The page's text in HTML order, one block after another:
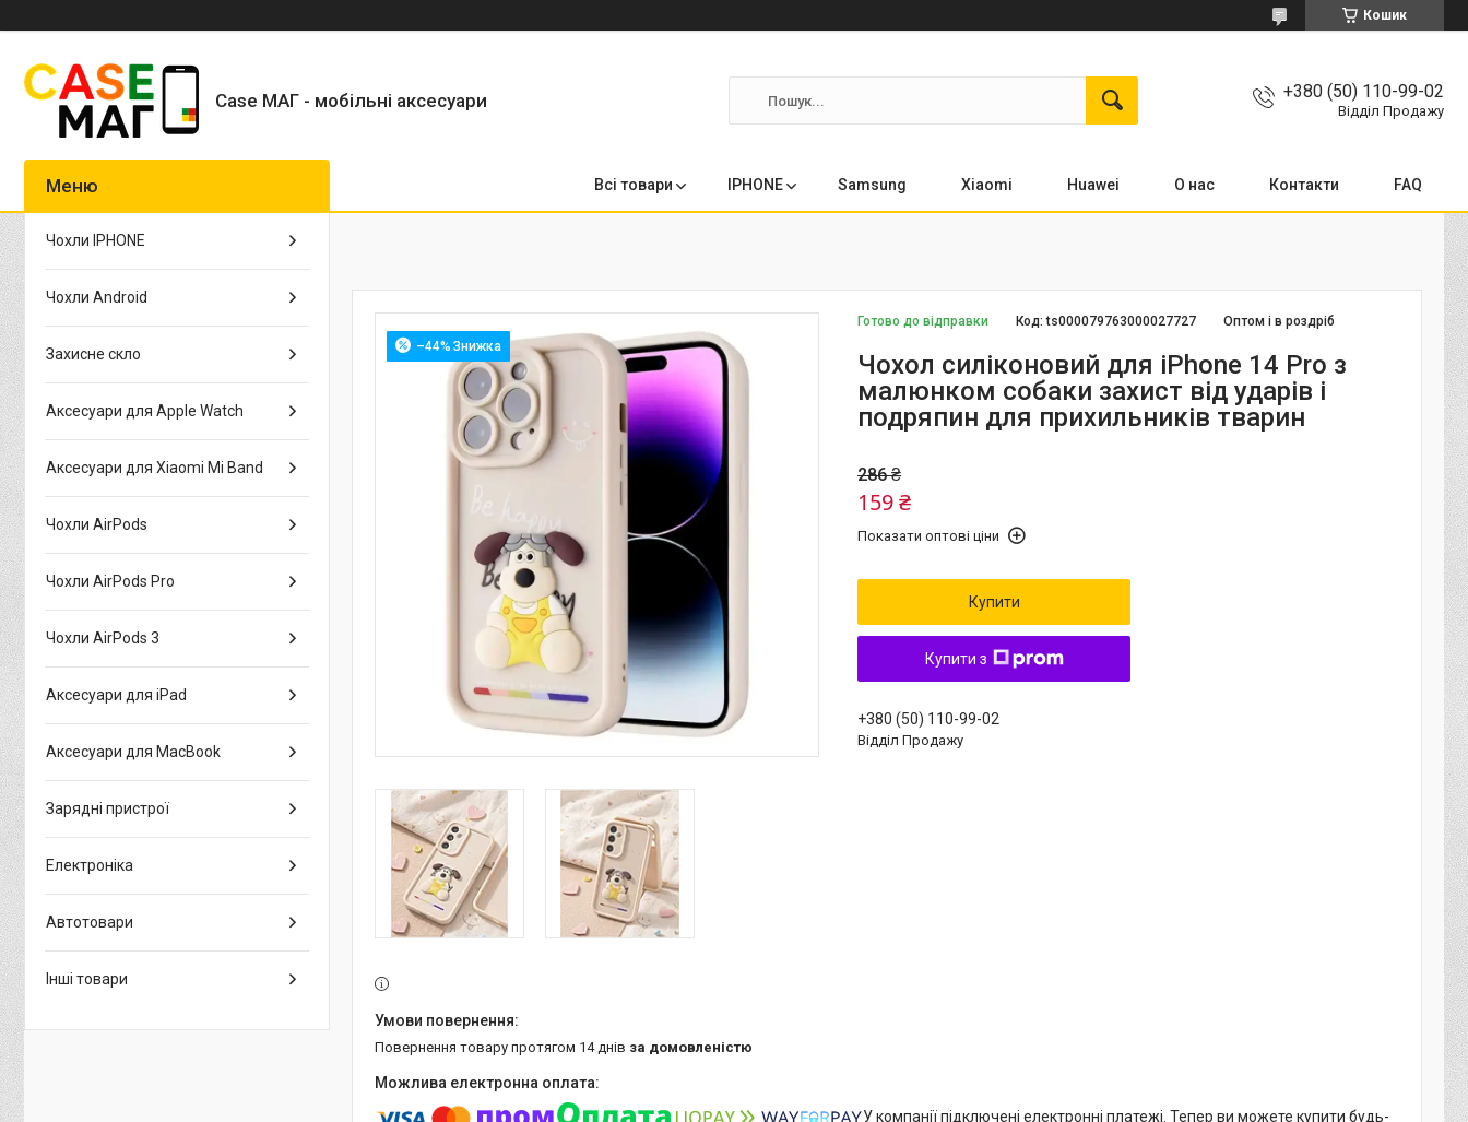
Кошик
Case МАГ - мобільні аксесуари +380 (50) 110-99-02
Відділ Продажу
Всі товари IPHONE Samsung Xiaomi Huawei О нас Контакти FAQ
–44%
Готово до відправки Оптом і в роздріб
Код:ts000079763000027727
Чохол силіконовий для iPhone 14 Pro з
малюнком собаки захист від ударів і
подряпин для прихильників тварин
286 ₴
159 ₴
Показати оптові ціни
Купити
Купити з
+380 (50) 110-99-02
Відділ Продажу
повернення товару протягом 14 днів за домовленістю
У компанії підключені електронні платежі. Тепер ви можете купити будь-
Чохли IPHONE
Чохли Android
Захисне скло
Аксесуари для Apple Watch
Аксесуари для Xiaomi Mi Band
Чохли AirPods
Чохли AirPods Pro
Чохли AirPods 3
Аксесуари для iPad
Аксесуари для MacBook
Зарядні пристрої
Електроніка
Автотовари
Інші товари